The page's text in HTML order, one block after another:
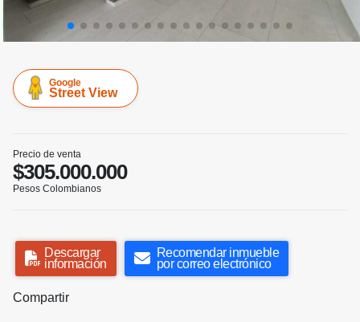
Google
Street View
Precio de venta
$305.000.000
Pesos Colombianos
Descargar
información
Recomendar inmueble
por correo electrónico
Compartir